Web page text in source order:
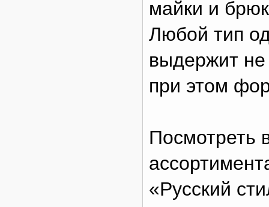
майки и
Любой тип
выдержит не
при этом
Посмотреть
«Русский